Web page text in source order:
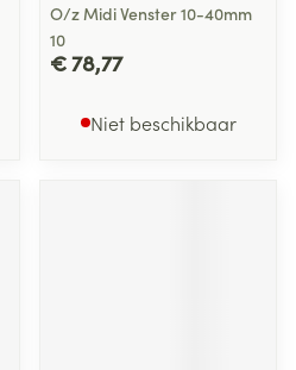
O/z Midi Venster 10-40mm
10
€ 78,77
Niet beschikbaar